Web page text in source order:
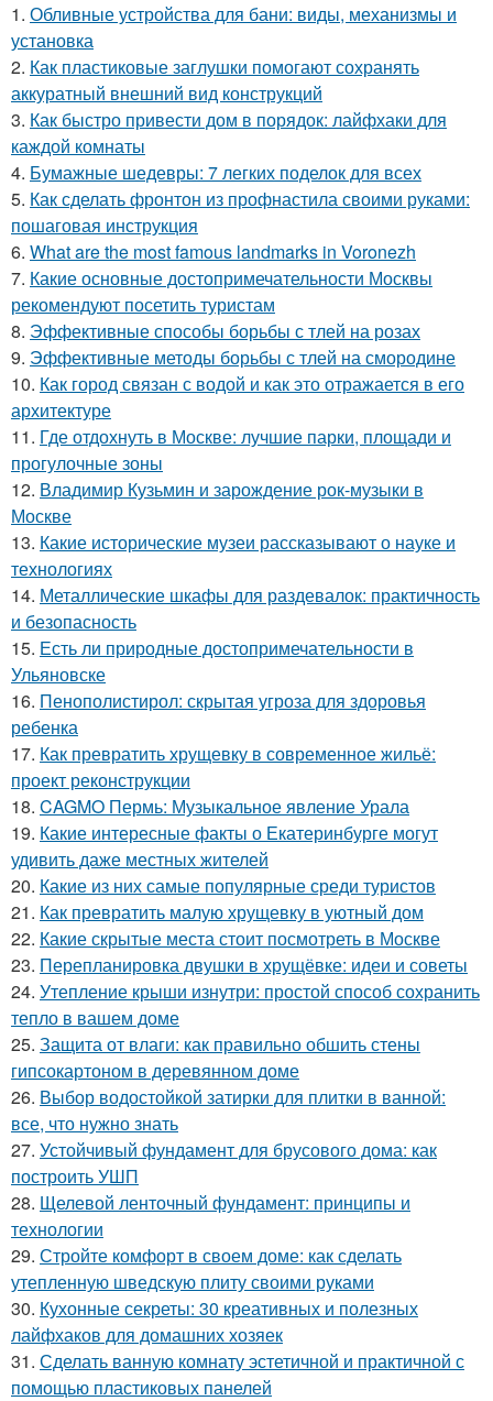
1. Обливные устройства для бани: виды, механизмы и
установка
2. Как пластиковые заглушки помогают сохранять
аккуратный внешний вид конструкций
3. Как быстро привести дом в порядок: лайфхаки для
каждой комнаты
4. Бумажные шедевры: 7 легких поделок для всех
5. Как сделать фронтон из профнастила своими руками:
пошаговая инструкция
6. What are the most famous landmarks in Voronezh
7. Какие основные достопримечательности Москвы
рекомендуют посетить туристам
8. Эффективные способы борьбы с тлей на розах
9. Эффективные методы борьбы с тлей на смородине
10. Как город связан с водой и как это отражается в его
архитектуре
11. Где отдохнуть в Москве: лучшие парки, площади и
прогулочные зоны
12. Владимир Кузьмин и зарождение рок-музыки в
Москве
13. Какие исторические музеи рассказывают о науке и
технологиях
14. Металлические шкафы для раздевалок: практичность
и безопасность
15. Есть ли природные достопримечательности в
Ульяновске
16. Пенополистирол: скрытая угроза для здоровья
ребенка
17. Как превратить хрущевку в современное жильё:
проект реконструкции
18. CAGMO Пермь: Музыкальное явление Урала
19. Какие интересные факты о Екатеринбурге могут
удивить даже местных жителей
20. Какие из них самые популярные среди туристов
21. Как превратить малую хрущевку в уютный дом
22. Какие скрытые места стоит посмотреть в Москве
23. Перепланировка двушки в хрущёвке: идеи и советы
24. Утепление крыши изнутри: простой способ сохранить
тепло в вашем доме
25. Защита от влаги: как правильно обшить стены
гипсокартоном в деревянном доме
26. Выбор водостойкой затирки для плитки в ванной:
все, что нужно знать
27. Устойчивый фундамент для брусового дома: как
построить УШП
28. Щелевой ленточный фундамент: принципы и
технологии
29. Стройте комфорт в своем доме: как сделать
утепленную шведскую плиту своими руками
30. Кухонные секреты: 30 креативных и полезных
лайфхаков для домашних хозяек
31. Сделать ванную комнату эстетичной и практичной с
помощью пластиковых панелей